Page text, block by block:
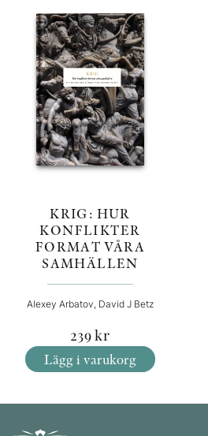
KRIG: HUR
KONFLIKTER
FORMAT VÅRA
SAMHÄLLEN
Alexey Arbatov, David J Betz
239kr
Lägg i varukorg